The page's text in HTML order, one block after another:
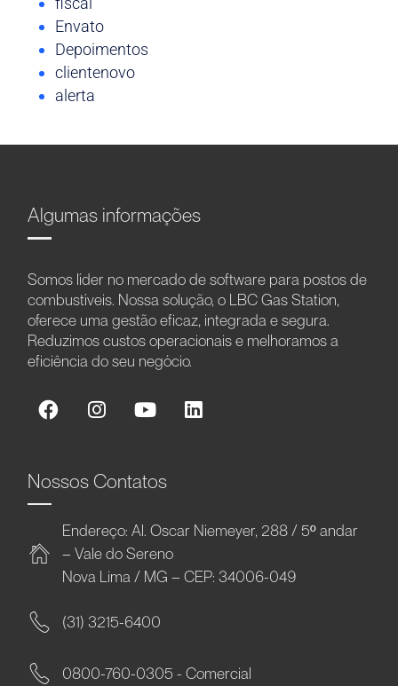
Envato
Depoimentos
clientenovo
alerta
Algumas informações
Somos líder no mercado de software para postos de
combustíveis. Nossa solução, o LBC Gas Station,
oferece uma gestão eficaz, integrada e segura.
Reduzimos custos operacionais e melhoramos a
eficiência do seu negócio.
Nossos Contatos
Endereço: Al. Oscar Niemeyer, 288 / 5º andar
– Vale do Sereno
Nova Lima / MG – CEP: 34006-049
(31) 3215-6400
0800-760-0305 - Comercial